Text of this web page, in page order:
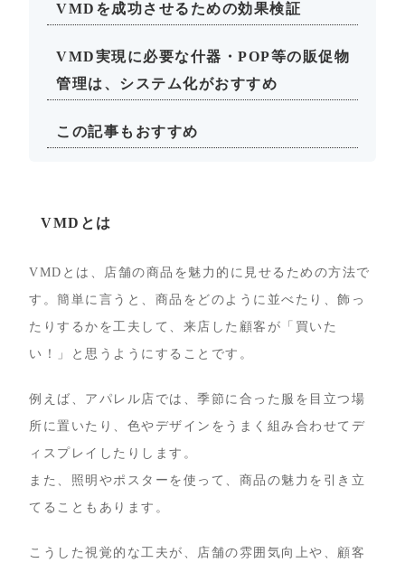
VMDを成功させるための効果検証
VMD実現に必要な什器・POP等の販促物
管理は、システム化がおすすめ
この記事もおすすめ
VMDとは
VMDとは、店舗の商品を魅力的に見せるための方法で
す。簡単に言うと、商品をどのように並べたり、飾っ
たりするかを工夫して、来店した顧客が「買いた
い！」と思うようにすることです。
例えば、アパレル店では、季節に合った服を目立つ場
所に置いたり、色やデザインをうまく組み合わせてデ
ィスプレイしたりします。
また、照明やポスターを使って、商品の魅力を引き立
てることもあります。
こうした視覚的な工夫が、店舗の雰囲気向上や、顧客